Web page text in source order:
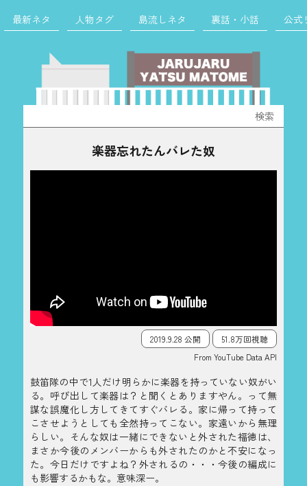
最新ネタ 人物タグ 島流しネタ 裏話・小話 公式
索:
楽器忘れたんバレた奴
2019.9.28 公開
51.8万回視聴
From YouTube Data API
鼓笛隊の中で1人だけ明らかに楽器を持っていない奴がい
る。呼び出して楽器は？と聞くとありますやん。って無
謀な誤魔化し方してきてすぐバレる。家に帰って持って
こさせようとしても全然持ってこない。家遠いから無理
らしい。そんな奴は一緒にできないと外された福徳は、
まさか今後のメンバーからも外されたのかと不安になっ
た。今日だけですよね？外されるの・・・今後の編成に
も影響するかもな。意味深ー。